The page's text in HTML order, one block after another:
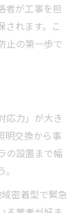
者が工事を担
されます。こ
止の第一歩で
応力」が大き
明交換から事
の設置まで幅
密着型で緊急